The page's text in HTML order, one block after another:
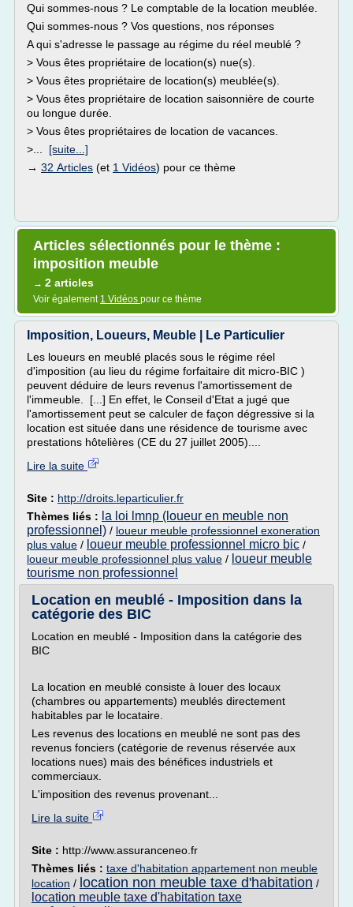
Qui sommes-nous ? Le comptable de la location meublée.
Qui sommes-nous ? Vos questions, nos réponses
A qui s'adresse le passage au régime du réel meublé ?
> Vous êtes propriétaire de location(s) nue(s).
> Vous êtes propriétaire de location(s) meublée(s).
> Vous êtes propriétaire de location saisonnière de courte
ou longue durée.
> Vous êtes propriétaires de location de vacances.
>... [suite...]
→ 32 Articles (et 1 Vidéos) pour ce thème
Articles sélectionnés pour le thème :
imposition meuble
→ 2 articles
Voir également 1 Vidéos pour ce thème
Imposition, Loueurs, Meuble | Le Particulier
Les loueurs en meublé placés sous le régime réel
d'imposition (au lieu du régime forfaitaire dit micro-BIC )
peuvent déduire de leurs revenus l'amortissement de
l'immeuble. [...] En effet, le Conseil d'Etat a jugé que
l'amortissement peut se calculer de façon dégressive si la
location est située dans une résidence de tourisme avec
prestations hôtelières (CE du 27 juillet 2005)....
Lire la suite
Site : http://droits.leparticulier.fr
Thèmes liés : la loi lmnp (loueur en meuble non
professionnel) / loueur meuble professionnel exoneration
plus value / loueur meuble professionnel micro bic /
loueur meuble professionnel plus value / loueur meuble
tourisme non professionnel
Location en meublé - Imposition dans la
catégorie des BIC
Location en meublé - Imposition dans la catégorie des
BIC
La location en meublé consiste à louer des locaux
(chambres ou appartements) meublés directement
habitables par le locataire.
Les revenus des locations en meublé ne sont pas des
revenus fonciers (catégorie de revenus réservée aux
locations nues) mais des bénéfices industriels et
commerciaux.
L'imposition des revenus provenant...
Lire la suite
Site : http://www.assuranceneo.fr
Thèmes liés : taxe d'habitation appartement non meuble
location / location non meuble taxe d'habitation /
location meuble taxe d'habitation taxe